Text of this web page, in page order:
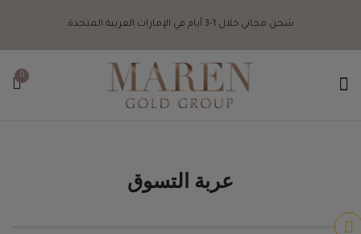
شحن مجاني خلال 1-3 أيام في الإمارات العربية المتحدة
0
عربة التسوق